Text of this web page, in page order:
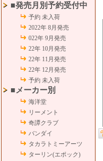
■発売月別予約受付中
予約 未入荷
2022年 8月発売
022年 9月発売
22年 10月発売
22年 11月発売
22年 12月発売
予約 未入荷
■メーカー別
海洋堂
リーメント
奇譚クラブ
バンダイ
タカラトミーアーツ
ターリン(エポック)